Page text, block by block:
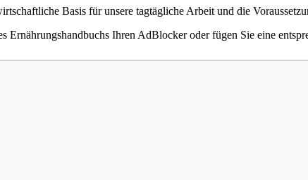
Basis für unsere tagtägliche Arbeit und die
Ernährungshandbuchs Ihren AdBlocker oder fügen Sie eine